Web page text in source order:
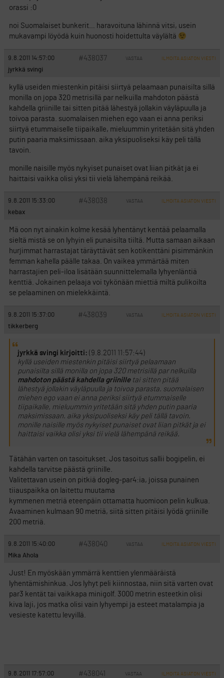
orassi :0
noi Suomalaiset bunkerit… haravoituna lähinnä vitsi, usein
mukavampi löyödä kuin huonosti hoidettulta väylältä
9.8.2011 14:57:00 #438037 VASTAA ILMOITA ASIATON VIESTI
jyrkkä svingi
kyllä useiden miestenkin pitäisi siirtyä pelaamaan punaisilta sillä
monilla on jopa 320 metrisillä par nelkuilla mahdoton päästä
kahdella griinille tai sitten pitää lähestyä jollakin väyläpuulla ja
toivoa parasta. suomalaisen miehen ego vaan ei anna periksi
siirtyä etummaiselle tiipaikalle, mieluummin yritetään sitä yhden
putin paaria maksimissaan. aika yksipuoliseksi käy peli tällä
tavoin.
monille naisille myös nykyiset punaiset ovat liian pitkät ja ei
haittaisi vaikka olisi yksi tii vielä lähempänä reikää.
9.8.2011 15:33:00 #438038 VASTAA ILMOITA ASIATON VIESTI
kebax
Mä oon nyt ainakin kolme kesää lyhentänyt kentää pelaamalla
sieltä mistä se on lyhyin eli punaisilta tiiltä. Mutta samaan aikaan
hurjimmat harrastajat täräyttävät sen kotikenttäni pisimmänkin
femman kahella päälle takaa. On vaikea ymmärtää miten
harrastajien peli-iloa lisätään suunnittelemalla lyhyenläntiä
kenttiä. Jokainen pelaaja voi tykönään miettiä miltä pulikoilta
se pelaaminen on mielekkäintä.
9.8.2011 15:37:00 #438039 VASTAA ILMOITA ASIATON VIESTI
tikkerberg
jyrkkä svingi kirjoitti: (9.8.2011 11:57:44)
kyllä useiden miestenkin pitäisi siirtyä pelaamaan
punaisilta sillä monilla on jopa 320 metrisillä par nelkuilla
mahdoton päästä kahdella griinilletai sitten pitää
lähestyä jollakin väyläpuulla ja toivoa parasta. suomalaisen
miehen ego vaan ei anna periksi siirtyä etummaiselle
tiipaikalle, mieluummin yritetään sitä yhden putin paaria
maksimissaan. aika yksipuoliseksi käy peli tällä tavoin.
monille naisille myös nykyiset punaiset ovat liian pitkät ja ei
haittaisi vaikka olisi yksi tii vielä lähempänä reikää.
Tätähän varten on tasoitukset. Jos tasoitus sallii bogipelin, ei
kahdella tarvitse päästä griinille.
Valitettavan usein on pitkiä dogleg-par4:ia, joissa punainen
tiiauspaikka on laitettu muutama
kymmenen metriä eteenpäin ottamatta huomioon pelin kulkua.
Avaaminen kulmaan 90 metriä, siitä sitten pitäisi lyödä griinille
200 metriä.
9.8.2011 15:40:00 #438040 VASTAA ILMOITA ASIATON VIESTI
Mika Ahola
Just! En myöskään ymmärrä kenttien ylenmääräistä
lyhentämishinkua. Jos lyhyt peli kiinnostaa, niin sitä varten ovat
par3 kentät tai vaikkapa minigolf. 3000 metrin esteetkin olisi
kiva laji, jos matka olisi vain lyhyempi ja esteet matalampia ja
vesieste katettu levyillä.
9.8.2011 17:57:00 #438041 VASTAA ILMOITA ASIATON VIESTI